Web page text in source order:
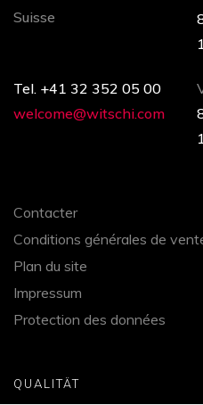
Suisse
Tel. +41 32 352 05 00
welcome@witschi.com
Contacter
Conditions générales de
Plan du site
Impressum
Protection des données
QUALITÄT